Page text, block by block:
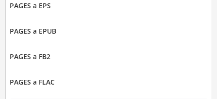
PAGES a EPS
PAGES a EPUB
PAGES a FB2
PAGES a FLAC